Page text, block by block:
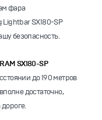
фара
Lightbar SX180-SP
безопасность.
SX180-SP
до 190 метров
достаточно,